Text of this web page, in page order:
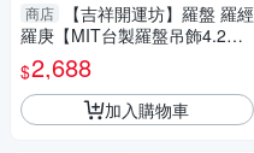
商店
【吉祥開運坊】羅盤 羅經
羅庚【MIT台製羅盤吊飾4.2吋
12.8cm 電木 鎮宅 辟邪 保平
安】開光
$2,688
加入購物車